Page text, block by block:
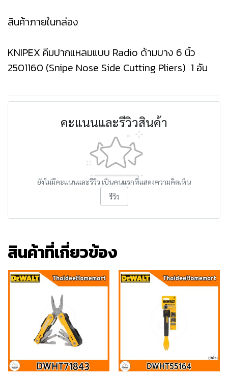
สินค้าภายในกล่อง
KNIPEX คีมปากแหลมแบบ Radio ด้ามบาง 6 นิ้ว
2501160 (Snipe Nose Side Cutting Pliers) 1 อัน
คะแนนและรีวิวสินค้า
ยังไม่มีคะแนนและรีวิว เป็นคนแรกที่แสดงความคิดเห็น
รีวิว
สินค้าที่เกี่ยวข้อง